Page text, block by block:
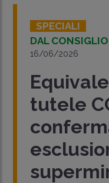
SPECIALI
DAL
16/06/2026
tutele